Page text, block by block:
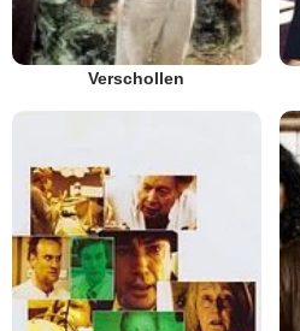
Verschollen